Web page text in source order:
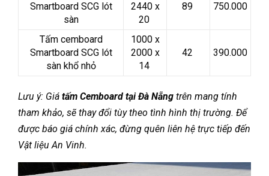
Smartboard SCG lót
sàn
2440 x
20
89 750.000
Tấm cemboard
Smartboard SCG lót
sàn khổ nhỏ
1000 x
2000 x
14
42 390.000
Lưu ý: Giá tấm Cemboard tại Đà Nẵng trên mang tính
tham khảo, sẽ thay đổi tùy theo tình hình thị trường. Để
được báo giá chính xác, đừng quên liên hệ trực tiếp đến
Vật liệu An Vinh.